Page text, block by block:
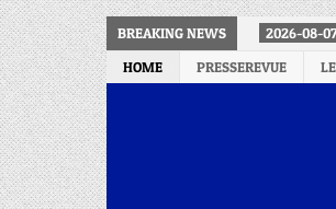
BREAKING NEWS 2026-08-
HOME
PRESSEREVUE